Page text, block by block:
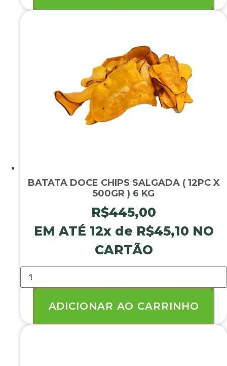
500GR
BATATA DOCE CHIPS SALGADA ( 12PC X
500GR ) 6 KG
R$445,00
EM ATÉ 12x de R$45,10 NO
CARTÃO
BATATA
DOCE
CHIPS
500GR
ADICIONAR AO CARRINHO